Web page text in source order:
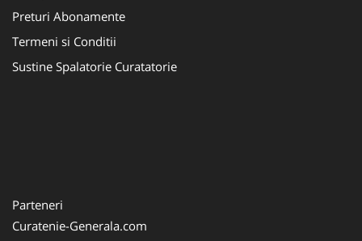
Preturi Abonamente
Termeni si Conditii
Sustine Spalatorie Curatatorie
Parteneri
Curatenie-Generala.com